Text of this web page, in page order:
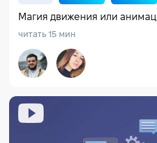
HTML CSS
Магия движения или
читать 15 мин